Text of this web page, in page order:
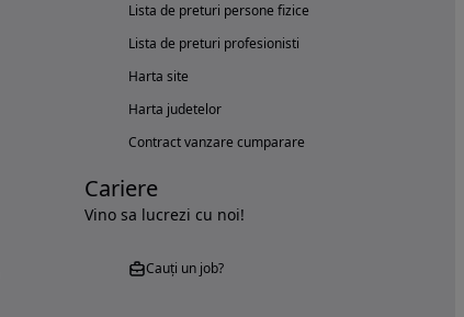
Lista de preturi persone fizice
Lista de preturi profesionisti
Harta site
Harta judetelor
Contract vanzare cumparare
Cariere
Vino sa lucrezi cu noi!
Cauți un job?